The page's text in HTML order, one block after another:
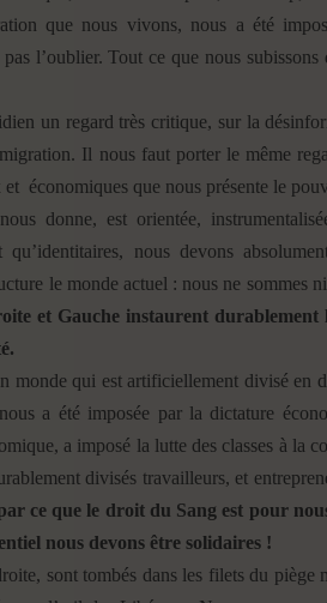
que nous vivons, nous a été
l’oublier. Tout ce que nous subissons
un regard très critique, sur la
Il nous faut porter le même
et économiques que nous présente le
donne, est orientée,
qu’identitaires, nous devons
le monde actuel : nous ne sommes
et Gauche instaurent durablement
monde qui est artificiellement divisé en
a été imposée par la dictature
a imposé la lutte des classes à la
divisés travailleurs, et
ce que le droit du Sang est pour
nous devons être solidaires !
sont tombés dans les filets du piège